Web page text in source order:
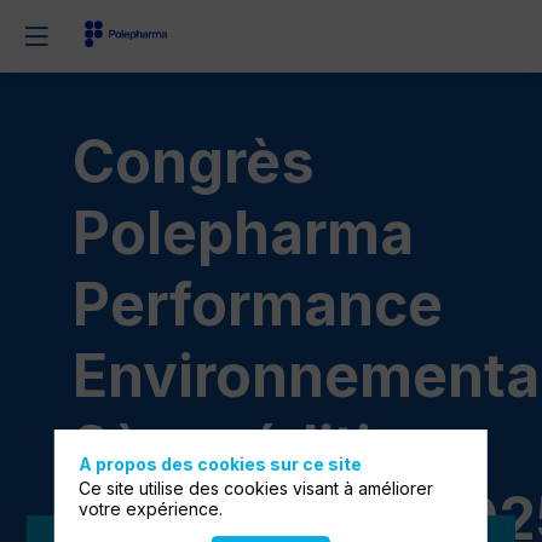
Congrès
Polepharma
Performance
2ème édition
21 et 22 mai
A propos des cookies sur ce site
Ce site utilise des cookies visant à améliorer
votre expérience.